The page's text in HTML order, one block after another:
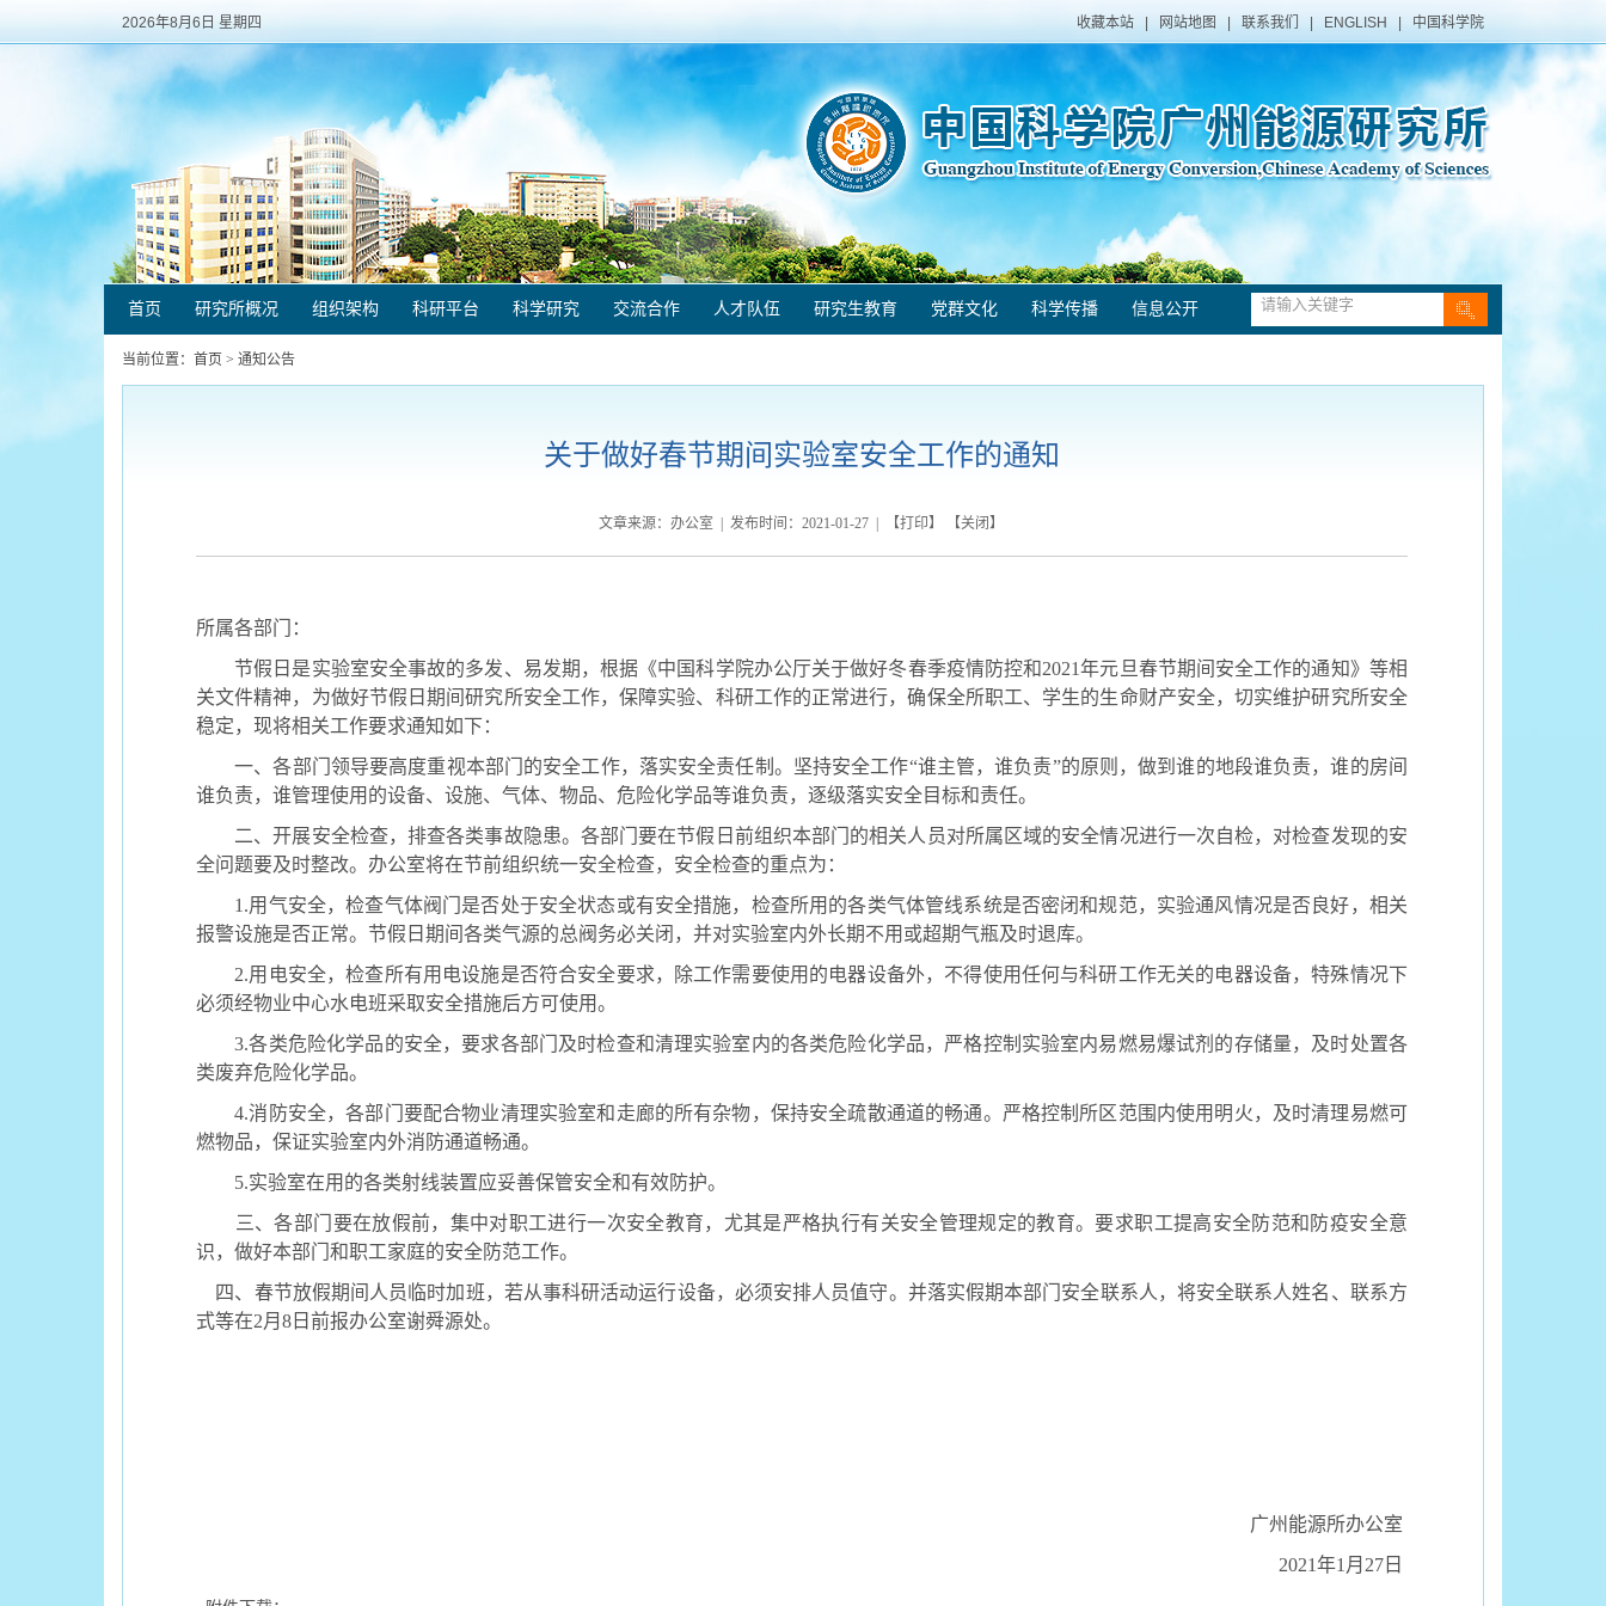
2026年8月6日 星期四 收藏本站 网站地图 联系我们 ENGLISH 中国科学院
首页 研究所概况 组织架构 科研平台 科学研究 交流合作 人才队伍 研究生教育 党群文化 科学传播 信息公开
当前位置： 首页 > 通知公告
关于做好春节期间实验室安全工作的通知
文章来源：办公室 | 发布时间：2021-01-27 | 【打印】 【关闭 】
所属各部门：
节假日是实验室安全事故的多发、易发期，根据《中国科学院办公厅关于做好冬春季疫情防控和2021年元旦春节期间安全工作的通知》等相
关文件精神，为做好节假日期间研究所安全工作，保障实验、科研工作的正常进行，确保全所职工、学生的生命财产安全，切实维护研究所安全
稳定，现将相关工作要求通知如下：
一、各部门领导要高度重视本部门的安全工作，落实安全责任制。坚持安全工作“谁主管，谁负责”的原则，做到谁的地段谁负责，谁的房间
谁负责，谁管理使用的设备、设施、气体、物品、危险化学品等谁负责，逐级落实安全目标和责任。
二、开展安全检查，排查各类事故隐患。各部门要在节假日前组织本部门的相关人员对所属区域的安全情况进行一次自检，对检查发现的安
全问题要及时整改。办公室将在节前组织统一安全检查，安全检查的重点为：
1.用气安全，检查气体阀门是否处于安全状态或有安全措施，检查所用的各类气体管线系统是否密闭和规范，实验通风情况是否良好，相关
报警设施是否正常。节假日期间各类气源的总阀务必关闭，并对实验室内外长期不用或超期气瓶及时退库。
2.用电安全，检查所有用电设施是否符合安全要求，除工作需要使用的电器设备外，不得使用任何与科研工作无关的电器设备，特殊情况下
必须经物业中心水电班采取安全措施后方可使用。
3.各类危险化学品的安全，要求各部门及时检查和清理实验室内的各类危险化学品，严格控制实验室内易燃易爆试剂的存储量，及时处置各
类废弃危险化学品。
4.消防安全，各部门要配合物业清理实验室和走廊的所有杂物，保持安全疏散通道的畅通。严格控制所区范围内使用明火，及时清理易燃可
燃物品，保证实验室内外消防通道畅通。
5.实验室在用的各类射线装置应妥善保管安全和有效防护。
三、各部门要在放假前，集中对职工进行一次安全教育，尤其是严格执行有关安全管理规定的教育。要求职工提高安全防范和防疫安全意
识，做好本部门和职工家庭的安全防范工作。
四、春节放假期间人员临时加班，若从事科研活动运行设备，必须安排人员值守。并落实假期本部门安全联系人，将安全联系人姓名、联系方
式等在2月 8 日前报办公室谢舜源处。
广州能源所办公室
2021年1 月 27日